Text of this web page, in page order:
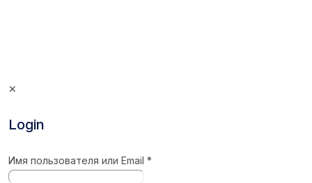
✕
Login
Имя пользователя или Email*